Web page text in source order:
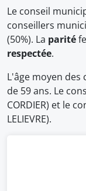
Le conseil
conseillers
(50%). La parité
respectée.
L'âge moyen des
de 59 ans. Le
CORDIER) et le
LELIEVRE).